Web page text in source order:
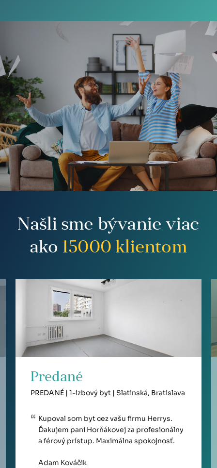
Našli sme bývanie viac
ako 15000 klientom
Predané
PREDANÉ | 1-izbový byt | Slatinská, Bratislava
Kupoval som byt cez vašu firmu Herrys.
Ďakujem pani Horňákovej za profesionálny
a férový prístup. Maximálna spokojnosť.
Adam Kováčik